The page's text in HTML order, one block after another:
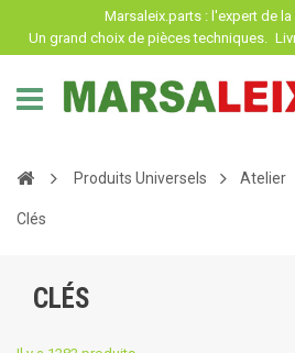
Marsaleix.parts : l'expert de
Un grand choix de pièces techniques.
Produits Universels Atelier
Clés
CLÉS
Panneau de gestion des cookies